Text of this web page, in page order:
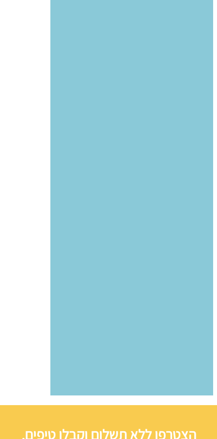
הצטרפו ללא תשלום וקבלו טיפים,